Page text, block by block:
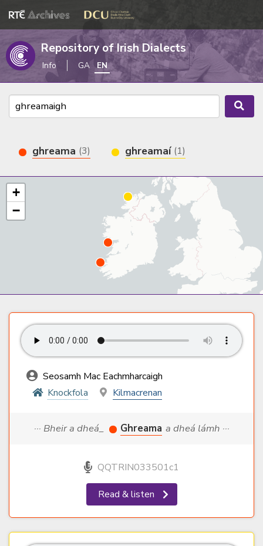
Repository of Irish Dialects
Info GA EN
ghreama (3) ghreamaí (1)
+
−
Seosamh Mac Eachmharcaigh
Knockfola
Kilmacrenan
··· Bheir a dheá_ Ghreama a dheá lámh ···
QQTRIN033501c1
Read & listen